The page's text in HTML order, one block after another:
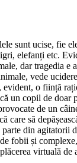
sunt ucise, fie
elefanți etc.
dar tragedia e
vede
evident, o ființă
un copil de doar
de un
care să
din agitatorii
fobii și
virtuală de